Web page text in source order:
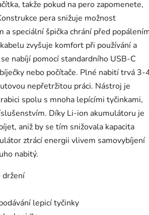
takže pokud na pero zapomenete,
pera snižuje možnost
a speciální špička chrání před
zvyšuje komfort při používání a
nabíjí pomocí standardního USB-C
nebo počítače. Plné nabití trvá 3-
nepřetržitou práci. Nástroj je
spolu s mnoha lepícími tyčinkami,
Díky Li-ion akumulátoru je
aniž by se tím snižovala kapacita
ztrácí energii vlivem samovybíjení
nabitý.
držení
lepicí tyčinky